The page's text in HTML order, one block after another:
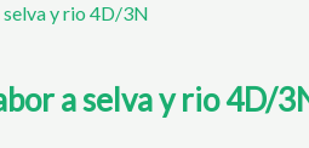
a selva y rio 4D/